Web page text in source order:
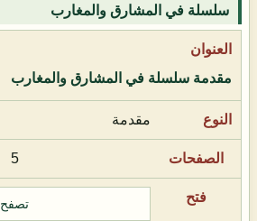
سلسلة في المشارق والمغارب
مقدمة سلسلة في المشارق والمغارب
مقدمة
5
تصفح